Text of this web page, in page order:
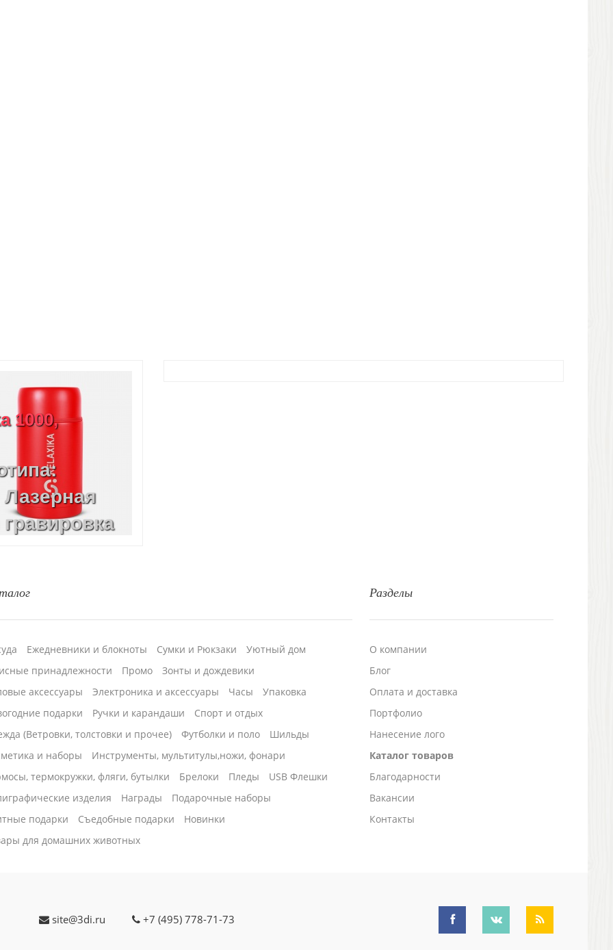
1000,
Лазерная
Разделы
О компании
Блог
Оплата и доставка
Портфолио
Нанесение лого
Каталог товаров
Благодарности
Вакансии
Контакты
Ежедневники и блокноты Сумки и Рюкзаки
Уютный дом
принадлежности
Промо
Зонты и дождевики
аксессуары
Электроника и аксессуары Часы
Упаковка
подарки
Ручки и карандаши
Спорт и отдых
(Ветровки, толстовки и прочее)
Футболки и поло
Шильды
и наборы
Инструменты, мультитулы,ножи, фонари
термокружки, фляги, бутылки
Брелоки Пледы
USB Флешки
изделия
Награды
Подарочные наборы
подарки
Cъедобные подарки
Новинки
для домашних животных
site@3di.ru +7 (495) 778-71-73